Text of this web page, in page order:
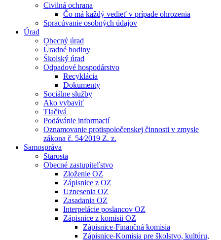
Civilná ochrana
Čo má každý vedieť v prípade ohrozenia
Spracúvanie osobných údajov
Úrad
Obecný úrad
Úradné hodiny
Školský úrad
Odpadové hospodárstvo
Recyklácia
Dokumenty
Sociálne služby
Ako vybaviť
Tlačivá
Podávánie informacií
Oznamovanie protispoločenskej činnosti v zmysle
zákona č. 54⁄2019 Z. z.
Samospráva
Starosta
Obecné zastupiteľstvo
Zloženie OZ
Zápisnice z OZ
Uznesenia OZ
Zasadania OZ
Interpelácie poslancov OZ
Zápisnice z komisii OZ
Zápisnice-Finančná komisia
Zápisnice-Komisia pre školstvo, kultúru,